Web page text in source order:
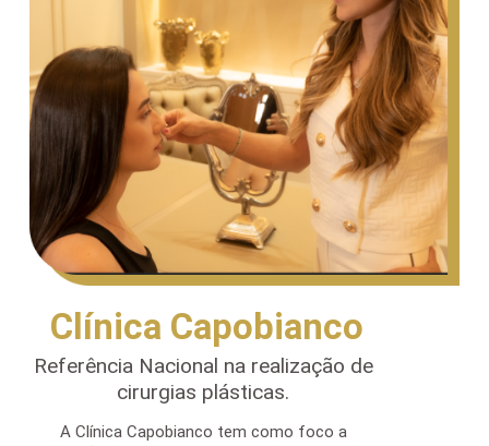
Clínica Capobianco
Referência Nacional na realização de
cirurgias plásticas.
A Clínica Capobianco tem como foco a